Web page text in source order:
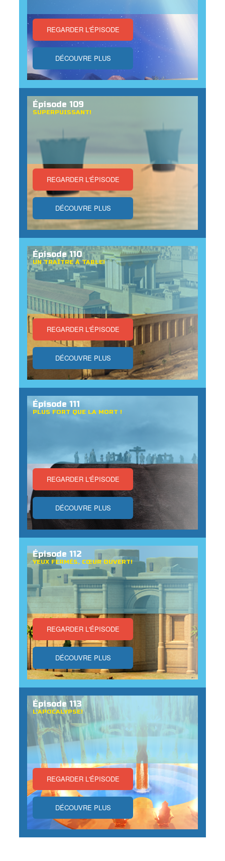
REGARDER L'ÉPISODE
DÉCOUVRE PLUS
Épisode 109
SUPERPUISSANT!
REGARDER L'ÉPISODE
DÉCOUVRE PLUS
Épisode 110
UN TRAÎTRE À TABLE!
REGARDER L'ÉPISODE
DÉCOUVRE PLUS
Épisode 111
PLUS FORT QUE LA MORT !
REGARDER L'ÉPISODE
DÉCOUVRE PLUS
Épisode 112
YEUX FERMÉS, CŒUR OUVERT!
REGARDER L'ÉPISODE
DÉCOUVRE PLUS
Épisode 113
L'APOCALYPSE!
REGARDER L'ÉPISODE
DÉCOUVRE PLUS